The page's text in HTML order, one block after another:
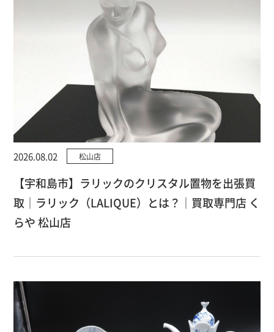
2026.08.02 松山店
【宇和島市】ラリックのクリスタル置物を出張買
取｜ラリック（LALIQUE）とは？｜買取専門店 く
らや 松山店